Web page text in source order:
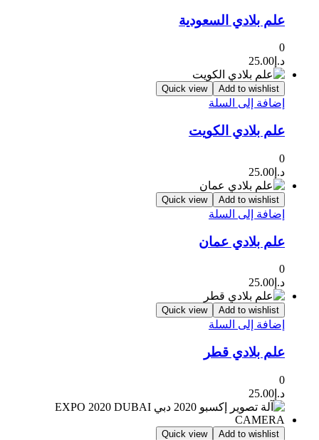
علم بلادي السعودية
0
د.إ 25.00
Add to wishlist
Quick view
إضافة إلى السلة
علم بلادي الكويت
0
د.إ 25.00
Add to wishlist
Quick view
إضافة إلى السلة
علم بلادي عمان
0
د.إ 25.00
Add to wishlist
Quick view
إضافة إلى السلة
علم بلادي قطر
0
د.إ 25.00
Add to wishlist
Quick view